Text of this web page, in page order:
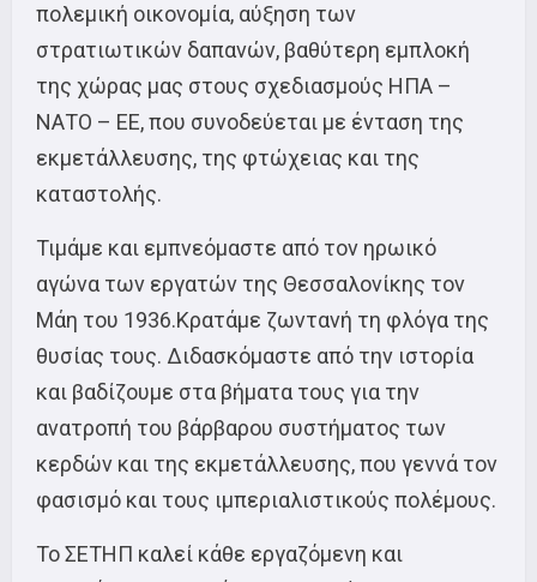
πολεμική οικονομία, αύξηση των
στρατιωτικών δαπανών, βαθύτερη εμπλοκή
της χώρας μας στους σχεδιασμούς ΗΠΑ –
ΝΑΤΟ – ΕΕ, που συνοδεύεται με ένταση της
εκμετάλλευσης, της φτώχειας και της
καταστολής.
Τιμάμε και εμπνεόμαστε από τον ηρωικό
αγώνα των εργατών της Θεσσαλονίκης τον
Μάη του 1936.Κρατάμε ζωντανή τη φλόγα της
θυσίας τους. Διδασκόμαστε από την ιστορία
και βαδίζουμε στα βήματα τους για την
ανατροπή του βάρβαρου συστήματος των
κερδών και της εκμετάλλευσης, που γεννά τον
φασισμό και τους ιμπεριαλιστικούς πολέμους.
Το ΣΕΤΗΠ καλεί κάθε εργαζόμενη και